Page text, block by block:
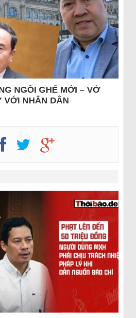
NGỒI GHẾ MỚI – VỞ
VỚI NHÂN DÂN